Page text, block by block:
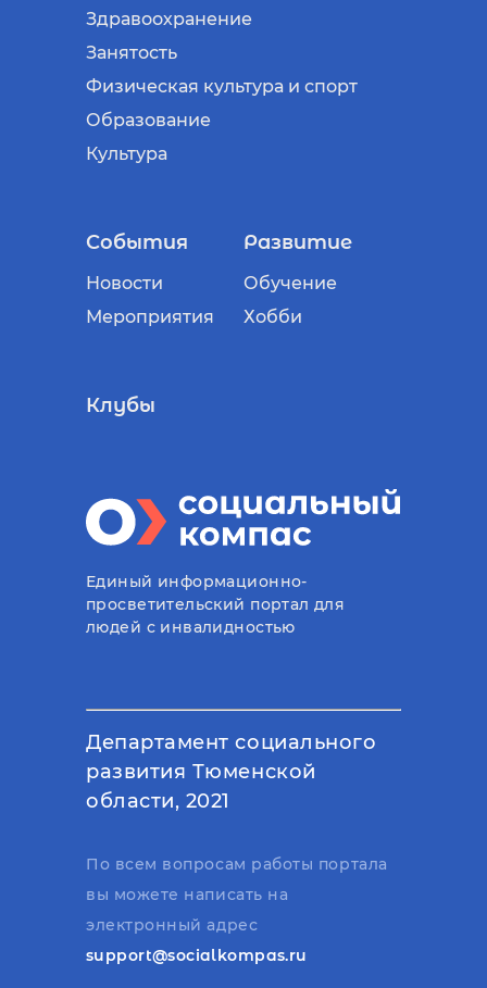
Здравоохранение
Занятость
Физическая культура и спорт
Образование
Культура
События
Новости
Мероприятия
Развитие
Обучение
Хобби
Клубы
Единый информационно-
просветительский портал для
людей с инвалидностью
Департамент социального
развития Тюменской
области, 2021
По всем вопросам работы портала
вы можете написать на
электронный адрес
support@socialkompas.ru